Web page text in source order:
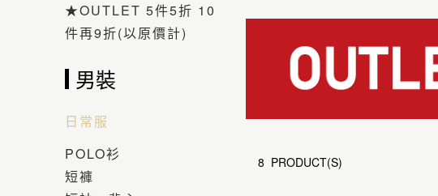
★OUTLET 5件5折 10
件再9折(以原價計)
男裝
日常服
POLO衫
短褲
8 PRODUCT(S)